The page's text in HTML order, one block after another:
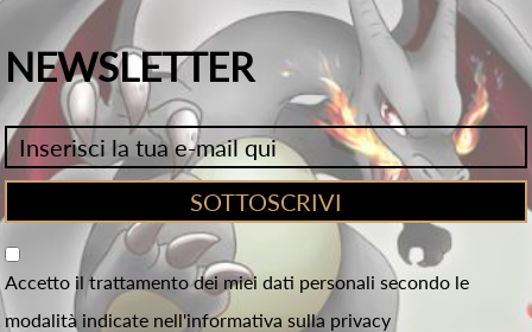
NEWSLETTER
Accetto il trattamento dei miei dati personali secondo le
modalità indicate nell'informativa sulla privacy